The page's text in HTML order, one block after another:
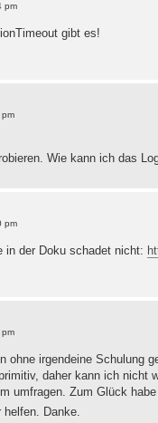
pm
gibt es!
Wie kann ich das
pm
in der Doku schadet nicht:
ohne irgendeine Schulung
daher kann ich nicht
umfragen. Zum Glück
helfen. Danke.